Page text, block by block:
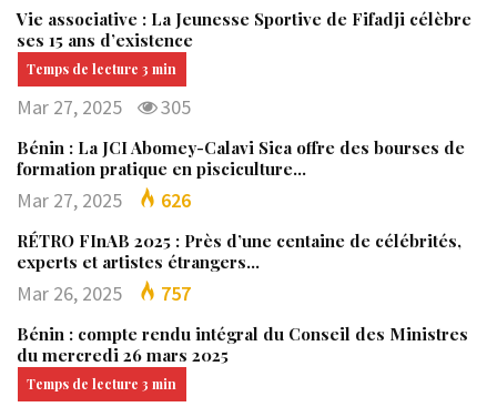
Vie associative : La Jeunesse Sportive de Fifadji célèbre
ses 15 ans d’existence
Mar 27, 2025 305
Bénin : La JCI Abomey-Calavi Sica offre des bourses de
formation pratique en pisciculture…
Mar 27, 2025 626
RÉTRO FInAB 2025 : Près d’une centaine de célébrités,
experts et artistes étrangers…
Mar 26, 2025 757
Bénin : compte rendu intégral du Conseil des Ministres
du mercredi 26 mars 2025